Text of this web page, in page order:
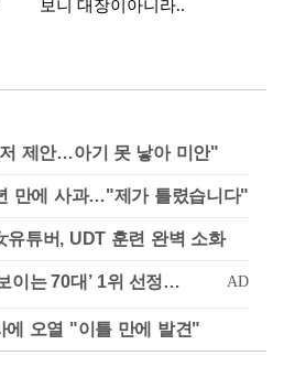
제안…아기 못 낳아 미안"
만에 사과…"제가 틀렸습니다"
튜버, UDT 훈련 완벽 소화
에 오열 "이틀 만에 발견"